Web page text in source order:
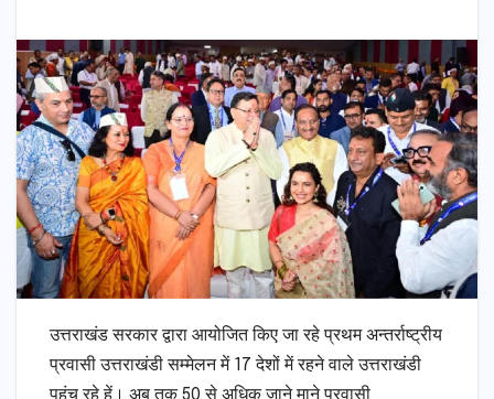
उत्तराखंड सरकार द्वारा आयोजित किए जा रहे प्रथम अन्तर्राष्ट्रीय
प्रवासी उत्तराखंडी सम्मेलन में 17 देशों में रहने वाले उत्तराखंडी